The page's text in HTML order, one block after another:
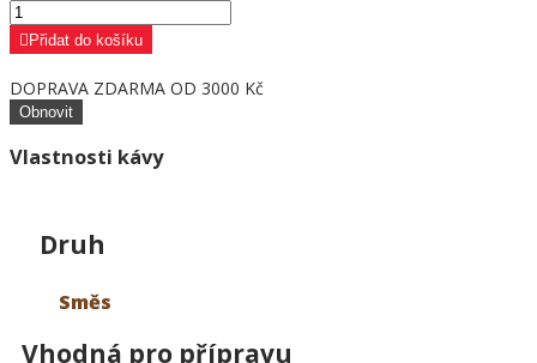
Přidat do košíku
DOPRAVA ZDARMA OD 3000 Kč
Vlastnosti kávy
Druh
Směs
Vhodná pro přípravu